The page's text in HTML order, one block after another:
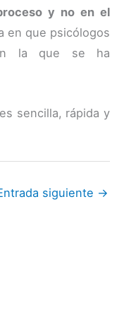
y no en el
en que psicólogos
la que se ha
sencilla, rápida y
siguiente →